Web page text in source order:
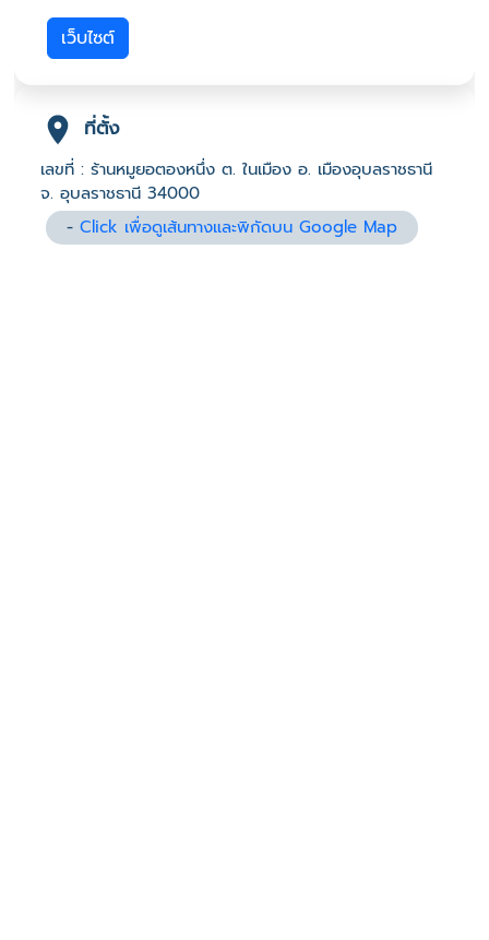
เว็บไซต์
ที่ตั้ง
เลขที่ : ร้านหมูยอตองหนึ่ง ต. ในเมือง อ. เมืองอุบลราชธานี
จ. อุบลราชธานี 34000
-Click เพื่อดูเส้นทางและพิกัดบน Google Map